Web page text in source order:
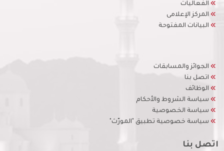
الفعاليات
المركز الإعلامى
البيانات المفتوحة
الجوائز والمسابقات
اتصل بنا
الوظائف
سياسة الشروط والأحكام
سياسة الخصوصية
سياسة خصوصية تطبيق "المورّث"
اتصل بنا